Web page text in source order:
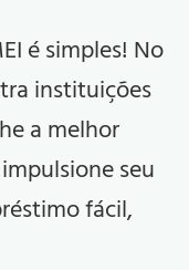
é simples! No
instituições
a melhor
seu
fácil,